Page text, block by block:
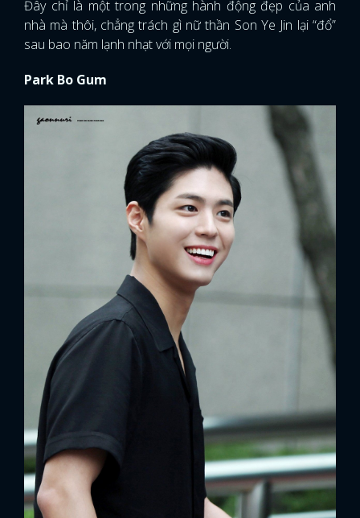
FACEBOOK GOOGLE
Đây chỉ là một trong những hành động đẹp của anh
nhà mà thôi, chẳng trách gì nữ thần Son Ye Jin lại “đổ”
sau bao năm lạnh nhạt với mọi người.
Park Bo Gum